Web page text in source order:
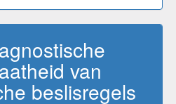
van
beslisregels